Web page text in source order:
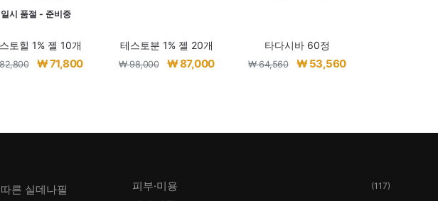
일시 품절 - 준비중
토힐 1% 젤 10개
원
₩ 82,800.
₩71,800현
₩ 71,800.
테스토분 1% 젤 20개
₩98,000
원
₩ 98,000.
₩87,000현
₩ 87,000.
타다시바 60정
₩64,560
원
₩ 64,560.
₩ 53,560현
₩ 53,560.
른 실데나필
피부·미용 (117)